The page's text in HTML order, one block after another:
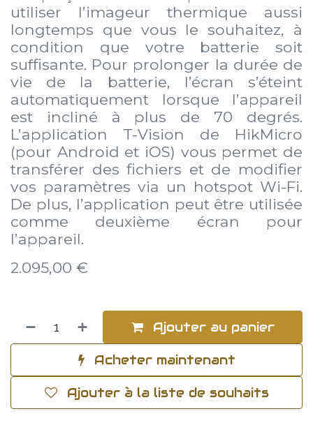
utiliser l’imageur thermique aussi
longtemps que vous le souhaitez, à
condition que votre batterie soit
suffisante. Pour prolonger la durée de
vie de la batterie, l’écran s’éteint
automatiquement lorsque l’appareil
est incliné à plus de 70 degrés.
L’application T-Vision de HikMicro
(pour Android et iOS) vous permet de
transférer des fichiers et de modifier
vos paramètres via un hotspot Wi-Fi.
De plus, l’application peut être utilisée
comme deuxième écran pour
l’appareil.
2.095,00 €
Ajouter au panier
Acheter maintenant
Ajouter à la liste de souhaits